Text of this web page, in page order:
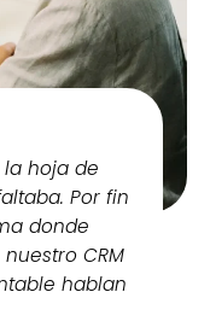
la hoja de
Por fin
donde
CRM
hablan